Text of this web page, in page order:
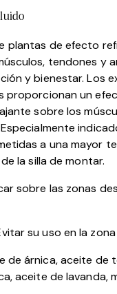
plantas de efecto
tendones y
y bienestar. Los
proporcionan un
sobre los
a una mayor
la silla de montar.
sobre las zonas
su uso en la
de árnica, aceite de
aceite de lavanda,